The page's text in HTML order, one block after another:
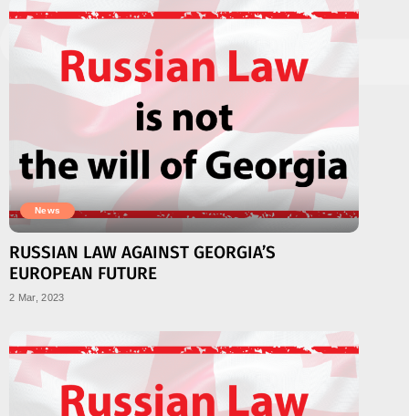
News
RUSSIAN LAW AGAINST GEORGIA’S
EUROPEAN FUTURE
2 Mar, 2023